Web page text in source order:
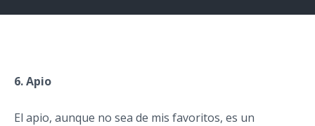
6. Apio
El apio, aunque no sea de mis favoritos, es un